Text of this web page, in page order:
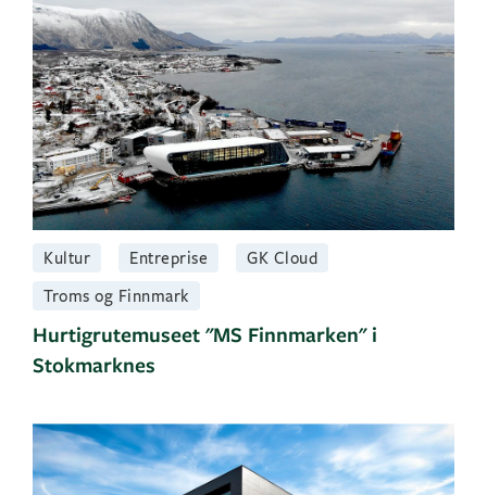
Kultur Entreprise
GK Cloud
Troms og Finnmark
Hurtigrutemuseet "MS Finnmarken" i
Stokmarknes